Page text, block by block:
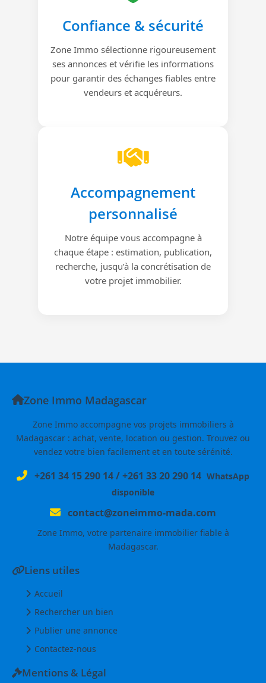
Confiance & sécurité
Zone Immo sélectionne rigoureusement
ses annonces et vérifie les informations
pour garantir des échanges fiables entre
vendeurs et acquéreurs.
Accompagnement
personnalisé
Notre équipe vous accompagne à
chaque étape : estimation, publication,
recherche, jusqu’à la concrétisation de
votre projet immobilier.
Zone Immo Madagascar
Zone Immo accompagne vos projets immobiliers à
Madagascar : achat, vente, location ou gestion. Trouvez ou
vendez votre bien facilement et en toute sérénité.
+261 34 15 290 14/+261 33 20 290 14 WhatsApp
disponible
contact@zoneimmo-mada.com
Zone Immo, votre partenaire immobilier fiable à
Madagascar.
Liens utiles
Accueil
Rechercher un bien
Publier une annonce
Contactez-nous
Mentions & Légal